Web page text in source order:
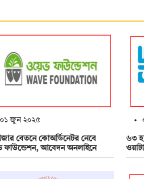
০১ জুন ২০২৫
বেতনে কোঅর্ডিনেটর নেবে
ফাউন্ডেশন, আবেদন অনলাইনে
৬৩